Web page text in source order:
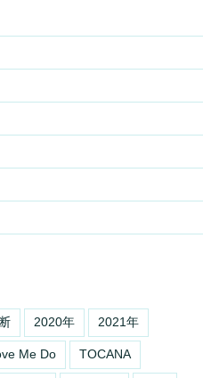
2020年 2021年
Me Do TOCANA